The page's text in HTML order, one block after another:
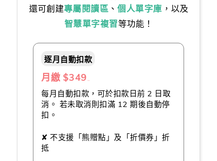
還可創建專屬閱讀區 、 個人單字庫 ，以及
智慧單字複習等功能！
逐月自動扣款
月繳 $349
每月自動扣款，可於扣款日前 2 日取
消。 若未取消則扣滿 12 期後自動停
扣。
✘ 不支援「熊贈點」及「折價券」折
抵